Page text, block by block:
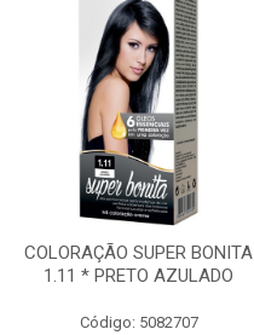
COLORAÇÃO SUPER BONITA
1.11 * PRETO AZULADO
Código: 5082707